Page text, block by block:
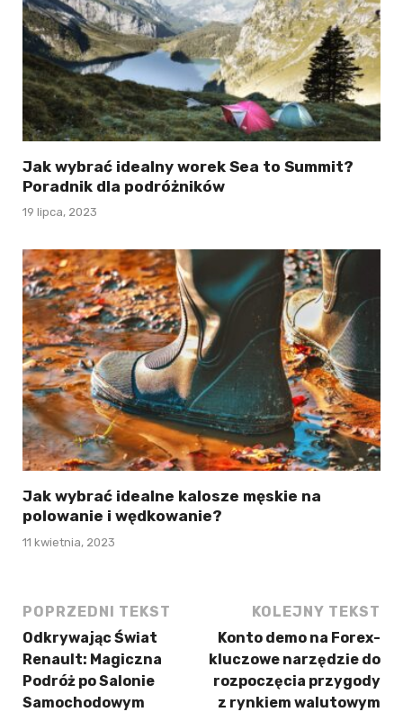
Jak wybrać idealny worek Sea to Summit?
Poradnik dla podróżników
19 lipca, 2023
Jak wybrać idealne kalosze męskie na
polowanie i wędkowanie?
11 kwietnia, 2023
POPRZEDNI TEKST
Odkrywając Świat
Renault: Magiczna
Podróż po Salonie
Samochodowym
KOLEJNY TEKST
Konto demo na Forex-
kluczowe narzędzie do
rozpoczęcia przygody
z rynkiem walutowym